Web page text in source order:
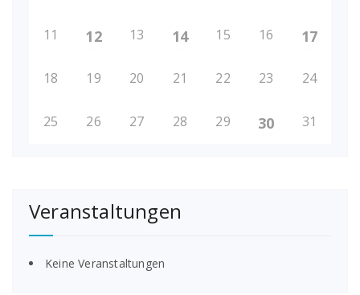
11 12 13 14 15 16 17
18 19 20 21 22 23 24
25 26 27 28 29 30 31
Veranstaltungen
Keine Veranstaltungen